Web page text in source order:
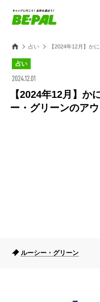
占い 【2024年12月】か
占い
2024.12.01
【2024年12月】か
ー・グリーンのア
ルーシー・グリーン